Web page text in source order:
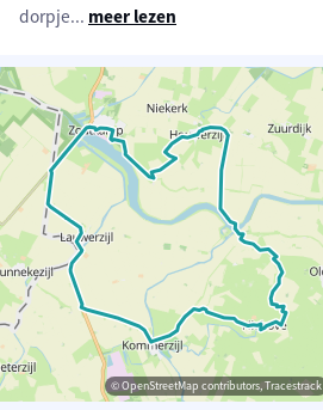
dorpje... meer lezen
© OpenStreetMap contributors, Tracestrack